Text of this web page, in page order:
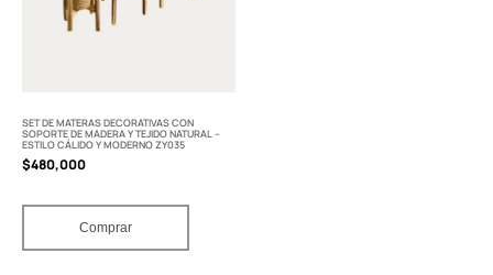
SET DE MATERAS DECORATIVAS CON
SOPORTE DE MADERA Y TEJIDO NATURAL –
ESTILO CÁLIDO Y MODERNO ZY035
$480,000
Comprar